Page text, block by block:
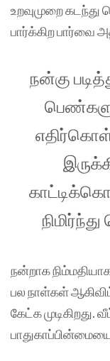
உறவுமுறை கடந்து
பார்க்கிற பார்வை
நன்கு
நன்றாக
பல நாள்கள்
கேட்க முடிகிறது.